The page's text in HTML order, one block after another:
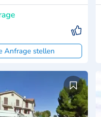
Anfrage stellen
3
25